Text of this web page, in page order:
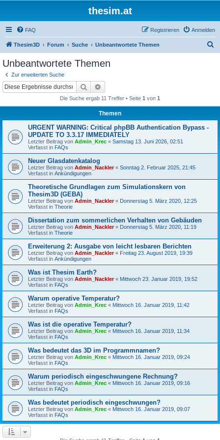
thesim.at
FAQ Anmelden
Registrieren
Thesim3D Forum Suche Unbeantwortete Themen
Unbeantwortete Themen
Zur erweiterten Suche
Suche
Die Suche ergab 11 Treffer • Seite 1 von 1
Themen
URGENT WARNING: Critical phpBB Authentication Bypass -
UPDATE TO 3.3.17 IMMEDIATELY
Letzter Beitrag von Admin_Krec « Samstag 13. Juni 2026, 02:51
Verfasst in FAQs
Neuer Glasdatenkatalog
Letzter Beitrag von Admin_Nackler« Sonntag 2. Februar 2025, 21:45
Verfasst in Ankündigungen
Theoretische Grundlagen zum Simulationskern von
Thesim3D (GEBA)
Letzter Beitrag von Admin_Nackler« Donnerstag 5. März 2020, 12:25
Verfasst in Theorie
Dissertation zum sommerlichen Verhalten von Gebäuden
Letzter Beitrag von Admin_Nackler« Donnerstag 5. März 2020, 11:19
Verfasst in Theorie
Erweiterung 2: Ausgabe von leicht lesbaren Berichten
Letzter Beitrag von Admin_Nackler« Freitag 23. August 2019, 19:39
Verfasst in Ankündigungen
Was ist Thesim Earth?
Letzter Beitrag von Admin_Nackler« Mittwoch 23. Januar 2019, 19:52
Verfasst in FAQs
Warum operative Temperatur?
Letzter Beitrag von Admin_Krec « Mittwoch 16. Januar 2019, 11:42
Verfasst in FAQs
Was ist die operative Temperatur?
Letzter Beitrag von Admin_Krec « Mittwoch 16. Januar 2019, 11:34
Verfasst in FAQs
Was bedeutet das 3D im Programmnamen?
Letzter Beitrag von Admin_Krec « Mittwoch 16. Januar 2019, 09:24
Verfasst in FAQs
Warum periodisch eingeschwungene Rechnung?
Letzter Beitrag von Admin_Krec « Mittwoch 16. Januar 2019, 09:16
Verfasst in FAQs
Was bedeutet periodisch eingeschwungen?
Letzter Beitrag von Admin_Krec « Mittwoch 16. Januar 2019, 09:07
Verfasst in FAQs